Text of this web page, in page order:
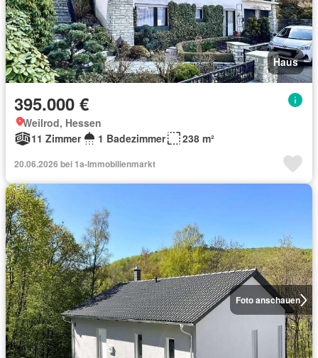
Haus
395.000 €
Weilrod, Hessen
11 Zimmer
1 Badezimmer 238 m²
20.06.2026 bei 1a-Immobilienmarkt
Foto anschauen